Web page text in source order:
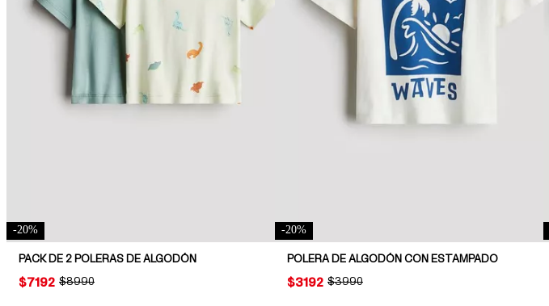
-20%
PACK DE 2 POLERAS DE ALGODÓN
ORIGINAL PRICE:
$8990
PRICE:
$7192
-20%
POLERA DE ALGODÓN CON ESTAMPADO
ORIGINAL PRICE:
$3990
PRICE:
$3192